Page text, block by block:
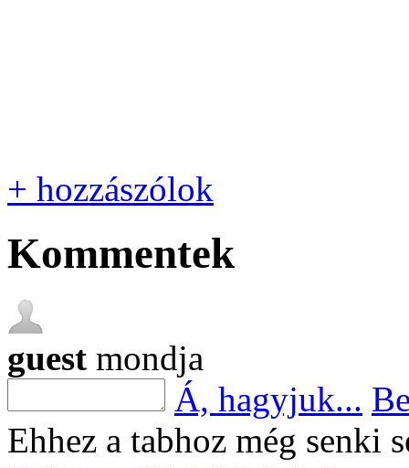
+ hozzászólok
Kommentek
guest mondja
Á, hagyjuk...
Ehhez a tabhoz még senki